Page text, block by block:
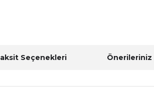
Seçenekleri Önerileriniz